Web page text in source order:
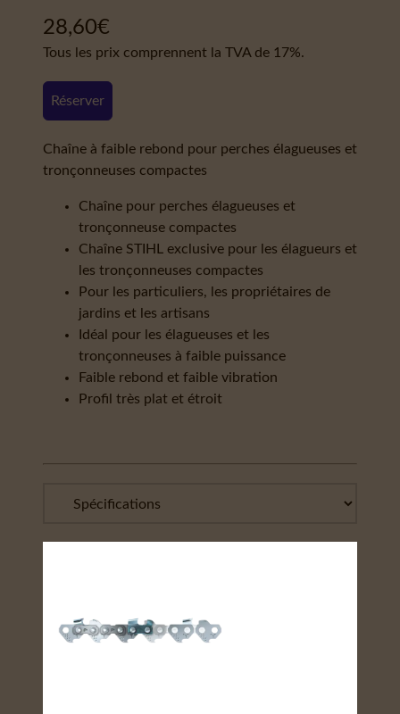
28,60€
Tous les prix comprennent la TVA de 17%.
Réserver
Chaîne à faible rebond pour perches élagueuses et
tronçonneuses compactes
Chaîne pour perches élagueuses et
tronçonneuse compactes
Chaîne STIHL exclusive pour les élagueurs et
les tronçonneuses compactes
Pour les particuliers, les propriétaires de
jardins et les artisans
Idéal pour les élagueuses et les
tronçonneuses à faible puissance
Faible rebond et faible vibration
Profil très plat et étroit